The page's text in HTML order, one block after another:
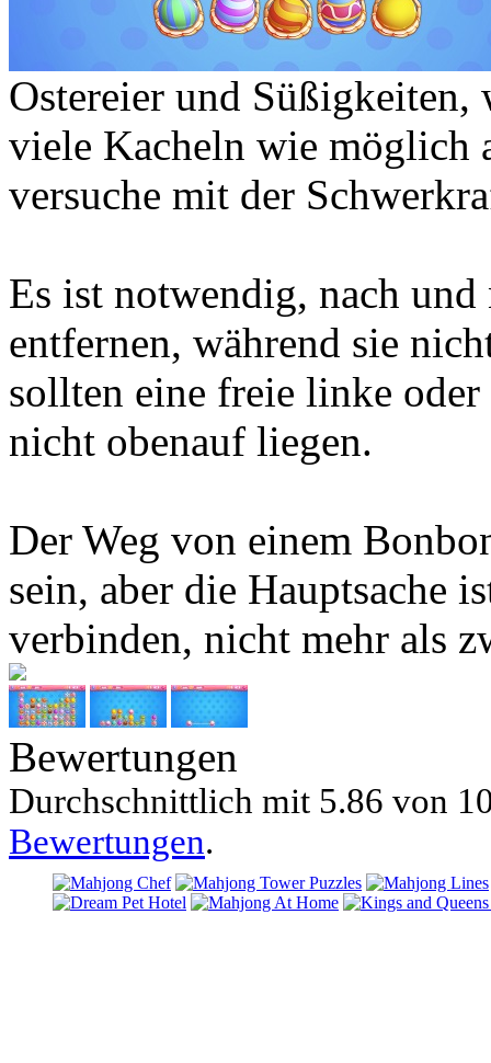
Ostereier und Süßigkeiten,
viele Kacheln wie möglich
versuche mit der
Es ist notwendig, nach
entfernen, während sie
sollten eine freie linke oder
nicht obenauf liegen.
Der Weg von einem
sein, aber die Hauptsache
verbinden, nicht mehr als
Bewertungen
Durchschnittlich mit 5.86 von
Bewertungen.